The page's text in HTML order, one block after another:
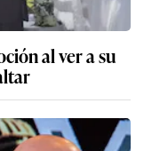
al ver a su